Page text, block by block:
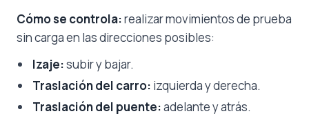
Cómo se controla:realizar movimientos de prueba
sin carga en las direcciones posibles:
Izaje:subir y bajar.
Traslación del carro: izquierda y derecha.
Traslación del puente:adelante y atrás.